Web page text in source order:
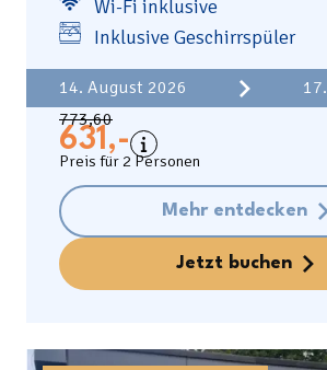
Wi-Fi inklusive
Inklusive Geschirrspüler
14. August 2026
773,60
631,-
Kosten
Preis für 2 Personen
Mehr entdecken
Jetzt buchen